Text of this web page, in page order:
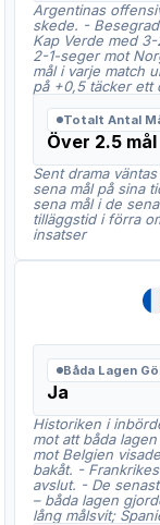
Argentinas
skede. -
Kap Verde med
2-1-seger mot
mål i varje match
på +0,5 täcker ett
Totalt Antal
Över 2.5 mål
Sent drama
sena mål på sina
sena mål i de
tilläggstid i förra
insatser
Båda Lagen
Ja
Historiken i
mot att båda
mot Belgien
bakåt. -
avslut. - De
– båda lagen
lång målsvit;